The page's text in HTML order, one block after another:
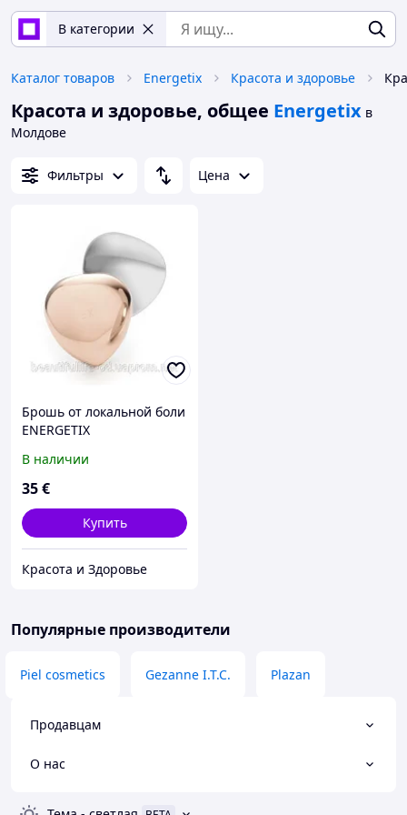
В категории
Каталог товаров Energetix Красота и здоровье
Красота и здоровье, общее Energetix в
Молдове
Фильтры Цена
Брошь от локальной боли
ENERGETIX
В наличии
35€
Купить
Красота и Здоровье
Популярные производители
Piel cosmetics Gezanne I.T.C. Plazan
Продавцам
О нас